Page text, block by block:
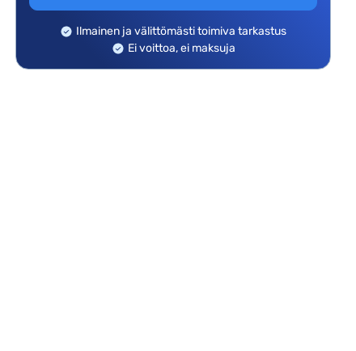
Ilmainen ja välittömästi toimiva tarkastus
Ei voittoa, ei maksuja